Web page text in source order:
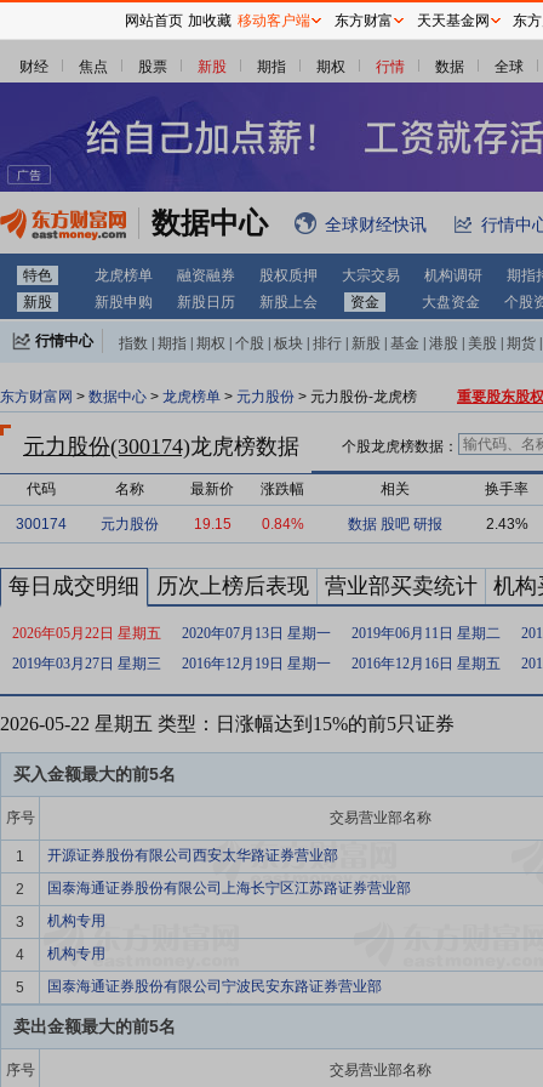
财经 焦点 股票 新股 期指 期权 行情 数据 全球
数据中心 全球财经快讯 行情中
特色 龙虎榜单 融资融券 股权质押 大宗交易 机构调研
期指
新股
新股申购 新股日历 新股上会 资金 大盘资金 个股
行情中心 指数 期指 期权 个股 板块 排行 新股 基金 港股 美股 期货
东方财富网 > 数据中心 > 龙虎榜单 > 元力股份 > 元力股份-龙虎榜 重要股东股
元力股份(300174)龙虎榜数据 个股龙虎榜数据：
代码 名称 最新价 涨跌幅 相关 换手率
300174 元力股份 19.15 0.84% 数据 股吧 研报 2.43%
每日成交明细 历次上榜后表现 营业部买卖统计 机构
2026年05月22日 星期五 2020年07月13日 星期一 2019年06月11日 星期二
2019年03月27日 星期三
2016年12月19日 星期一 2016年12月16日 星期五
2026-05-22 星期五 类型：日涨幅达到15%的前5只证券
买入金额最大的前5名
序号 交易营业部名称
1
开源证券股份有限公司西安太华路证券营业部
2
国泰海通证券股份有限公司上海长宁区江苏路证券营业部
3
机构专用
4
机构专用
5
国泰海通证券股份有限公司宁波民安东路证券营业部
卖出金额最大的前5名
序号 交易营业部名称
网站首页 加收藏 移动客户端 东方财富 天天基金网 东